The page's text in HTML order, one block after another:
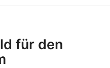
für den